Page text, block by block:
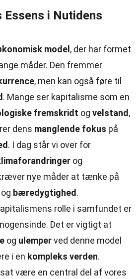
Essens i Nutidens
model , der har formet
måder. Den fremmer
, men kan også føre til
. Mange ser kapitalisme som en
fremskridt og velstand ,
dens manglende fokus på
. I dag står vi over for
og
nye måder at tænke på
og bæredygtighed .
rolle i samfundet er
Det er vigtigt at
og ulemperved denne model
i en kompleks verden.
være en central del af vores